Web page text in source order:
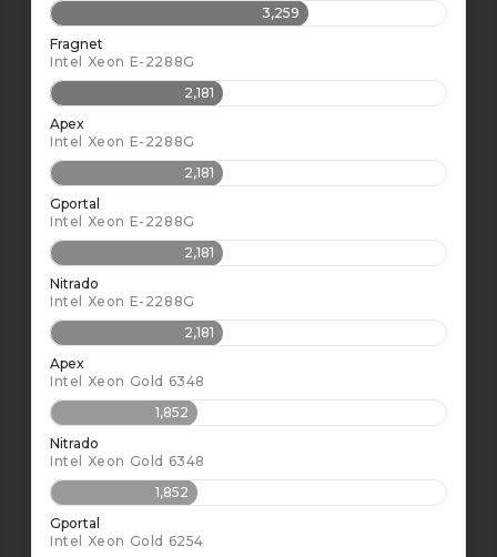
3,259
Fragnet
Intel Xeon E-2288G
2,181
Apex
Intel Xeon E-2288G
2,181
Gportal
Intel Xeon E-2288G
2,181
Nitrado
Intel Xeon E-2288G
2,181
Apex
Intel Xeon Gold 6348
1,852
Nitrado
Intel Xeon Gold 6348
1,852
Gportal
Intel Xeon Gold 6254